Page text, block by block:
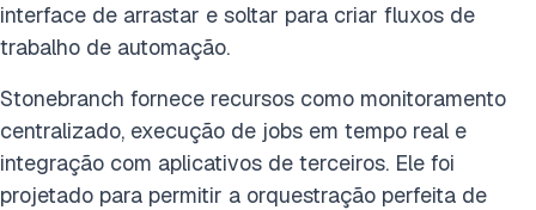
interface de arrastar e soltar para criar fluxos de
trabalho de automação.
Stonebranch fornece recursos como monitoramento
centralizado, execução de jobs em tempo real e
integração com aplicativos de terceiros. Ele foi
projetado para permitir a orquestração perfeita de